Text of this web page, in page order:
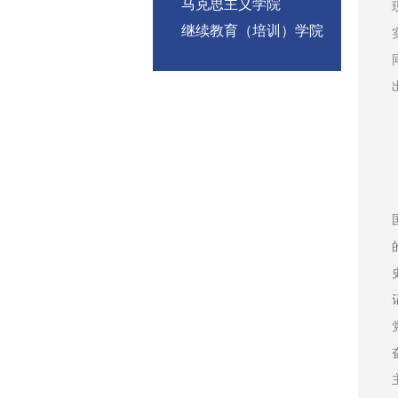
马克思主义学院
继续教育（培训）学院